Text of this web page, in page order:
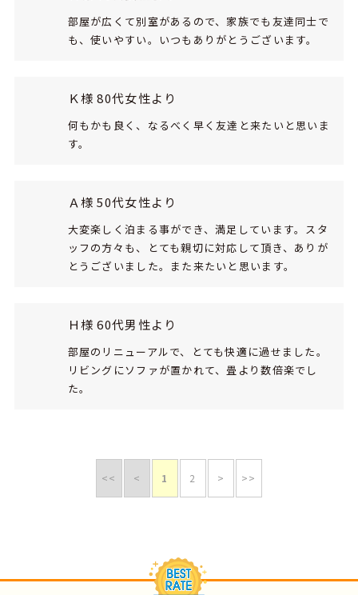
部屋が広くて別室があるので、家族でも友達同士で
も、使いやすい。いつもありがとうございます。
Ｋ様 80代女性より
何もかも良く、なるべく早く友達と来たいと思いま
す。
Ａ様 50代女性より
大変楽しく泊まる事ができ、満足しています。スタ
ッフの方々も、とても親切に対応して頂き、ありが
とうございました。また来たいと思います。
Ｈ様 60代男性より
部屋のリニューアルで、とても快適に過せました。
リビングにソファが置かれて、畳より数倍楽でし
た。
<< < 1 2 > >>